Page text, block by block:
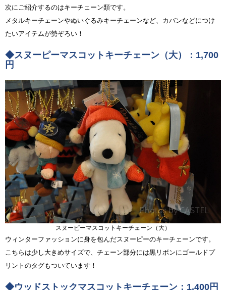
次にご紹介するのはキーチェーン類です。
メタルキーチェーンやぬいぐるみキーチェーンなど、カバンなどにつけ
たいアイテムが勢ぞろい！
◆スヌーピーマスコットキーチェーン（大）：1,700
円
スヌーピーマスコットキーチェーン（大）
ウィンターファッションに身を包んだスヌーピーのキーチェーンです。
こちらは少し大きめサイズで、チェーン部分には黒リボンにゴールドプ
リントのタグもついています！
◆ウッドストックマスコットキーチェーン：1,400円